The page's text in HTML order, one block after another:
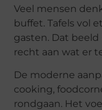
Veel mensen
buffet. Tafels vol
gasten. Dat
recht aan wat er
De moderne
cooking,
rondgaan. Het